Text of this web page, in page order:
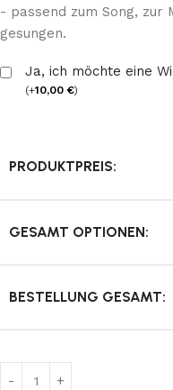
- passend zum Song, zur
gesungen.
Ja, ich möchte eine
(+10,00 €)
PRODUKTPREIS:
GESAMT OPTIONEN:
BESTELLUNG GESAMT: